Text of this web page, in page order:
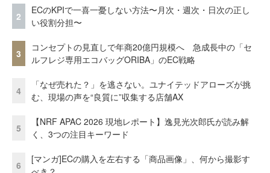
2
ECのKPIで一喜一憂しない方法〜月次・週次・日次の正し
い役割分担〜
3
コンセプトの見直しで年商20億円規模へ 急成長中の「セ
ルフレジ専用エコバッグORIBA」のEC戦略
4
「なぜ売れた？」を逃さない。ユナイテッドアローズが挑
む、現場の声を“良質に”収集する店舗AX
5
【NRF APAC 2026 現地レポート】逸見光次郎氏が読み解
く、3つの注目キーワード
6
[マンガ]ECの購入を左右する「商品画像」、何から撮影す